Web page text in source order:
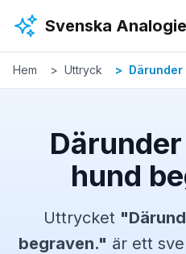
Svenska
Hem Uttryck
hund
Uttrycket "
begraven." är ett